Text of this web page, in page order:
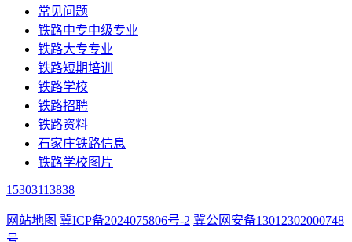
常见问题
铁路中专中级专业
铁路大专专业
铁路短期培训
铁路学校
铁路招聘
铁路资料
石家庄铁路信息
铁路学校图片
15303113838
网站地图 冀ICP备2024075806号-2 冀公网安备13012302000748
号